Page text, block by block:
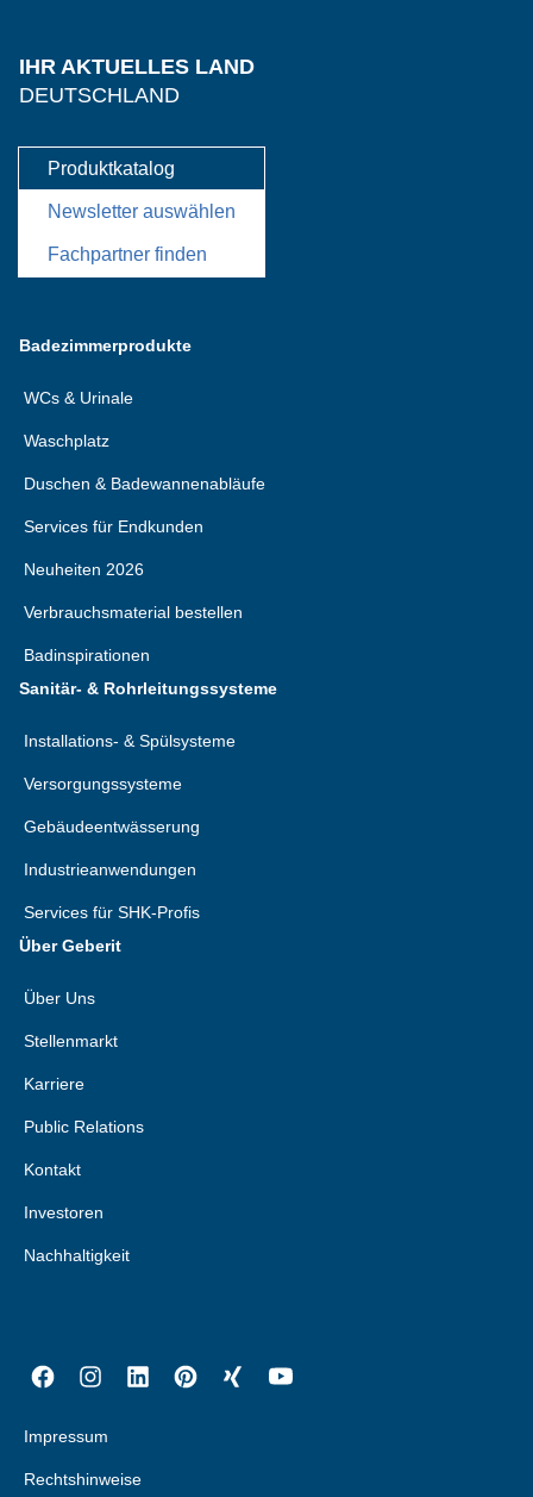
IHR AKTUELLES LAND
DEUTSCHLAND
Produktkatalog
Newsletter auswählen
Fachpartner finden
Badezimmerprodukte
WCs & Urinale
Waschplatz
Duschen & Badewannenabläufe
Services für Endkunden
Neuheiten 2026
Verbrauchsmaterial bestellen
Badinspirationen
Sanitär- & Rohrleitungssysteme
Installations- & Spülsysteme
Versorgungssysteme
Gebäudeentwässerung
Industrieanwendungen
Services für SHK-Profis
Über Geberit
Über Uns
Stellenmarkt
Karriere
Public Relations
Kontakt
Investoren
Nachhaltigkeit
Impressum
Rechtshinweise